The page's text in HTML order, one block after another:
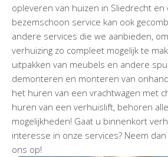
opleveren van huizen in Sliedrecht
bezemschoon service kan ook
andere services die we aanbieden,
verhuizing zo compleet mogelijk te
uitpakken van meubels en andere
demonteren en monteren van
het huren van een vrachtwagen met
huren van een verhuislift, behoren
mogelijkheden! Gaat u binnenkort
interesse in onze services? Neem
ons op!